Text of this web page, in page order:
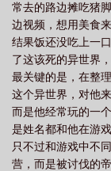
常去的路边摊吃猪
边视频，想用美食
结果饭还没吃上一
了这该死的异世界
最关键的是，在整
这个异世界，对他
而是他经常玩的一
是姓名都和他在游
只不过和游戏中不
营，而是被讨伐的帝